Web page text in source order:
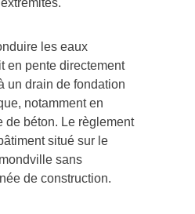
les eaux
en pente directement
un drain de fondation
notamment en
de béton. Le règlement
situé sur le
sans
de construction.